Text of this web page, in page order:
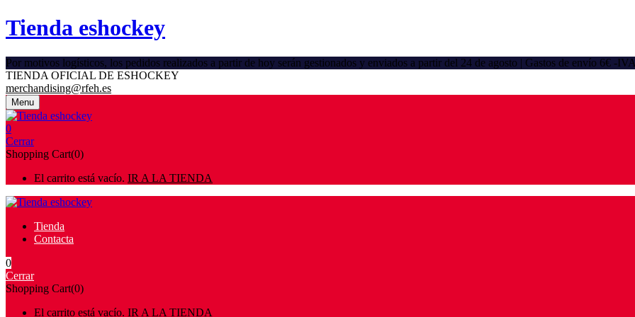
Tienda eshockey
Por motivos logísticos, los pedidos realizados a partir de hoy serán gestionados y enviados a partir del 24 de agosto | Gastos de envío 6€ -
TIENDA OFICIAL DE ESHOCKEY
merchandising@rfeh.es
Menu
0
Cerrar
Shopping Cart(0)
El carrito está vacío. IR A LA TIENDA
Tienda
Contacta
0
Cerrar
Shopping Cart(0)
El carrito está vacío. IR A LA TIENDA